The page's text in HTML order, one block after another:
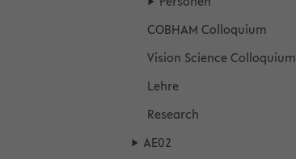
COB­HAM Col­lo­qui­um
Vi­si­on Sci­ence Col­lo­qui­um
Lehre
Re­se­arch
AE02